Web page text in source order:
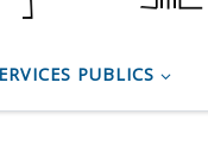
PUBLICS